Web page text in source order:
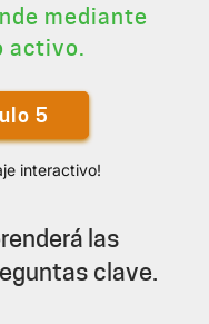
mediante
activo.
5
interactivo!
las
clave.